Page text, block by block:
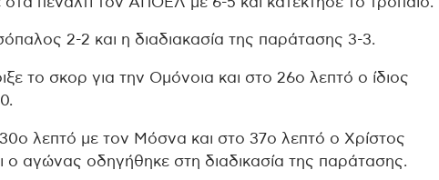
2-2 και η διαδιακασία της παράτασης 3-3.
το σκορ για την Ομόνοια και στο 26ο λεπτό ο ίδιος
λεπτό με τον Μόσνα και στο 37ο λεπτό ο Χρίστος
ο αγώνας οδηγήθηκε στη διαδικασία της παράτασης.